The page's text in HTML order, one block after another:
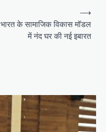
भारत के सामाजिक विकास मॉडल
में नंद घर की नई इबारत
⟶